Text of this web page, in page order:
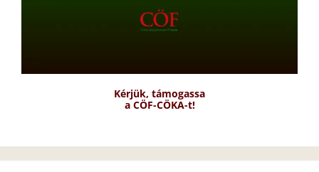
Kérjük, támogassa
a CÖF-CÖKA-t!